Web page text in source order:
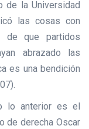
de la Universidad
las cosas con
de que partidos
abrazado las
es una bendición
lo anterior es el
de derecha Oscar